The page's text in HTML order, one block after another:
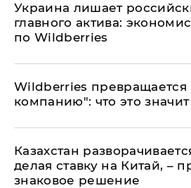
​Украина лишает
главного актива:
по Wildberries
Wildberries превращается
компанию": что это значит
Казахстан
делая ставку на Китай, –
знаковое решение